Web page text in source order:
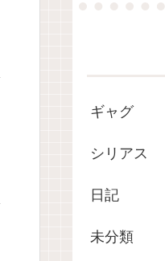
ギャグ
シリアス
日記
未分類